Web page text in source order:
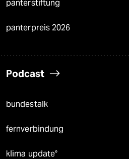
panterstiftung
panterpreis 2026
Podcast
bundestalk
fernverbindung
klima update°